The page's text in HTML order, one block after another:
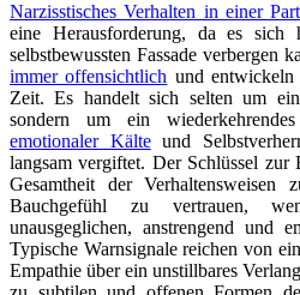
Narzisstisches Verhalten in einer
eine Herausforderung, da es sich
selbstbewussten Fassade verbergen
immer offensichtlich und
Zeit. Es handelt sich selten um
sondern um ein
emotionaler Kälteund
langsam vergiftet. Der Schlüssel
Gesamtheit der Verhaltensweisen
Bauchgefühl zu vertrauen,
unausgeglichen, anstrengend und
Typische Warnsignale reichen von
Empathie über ein unstillbares